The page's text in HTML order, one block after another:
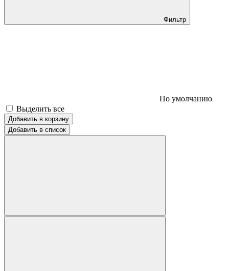
Фильтр
По умолчанию
Выделить все
Добавить в корзину
Добавить в список